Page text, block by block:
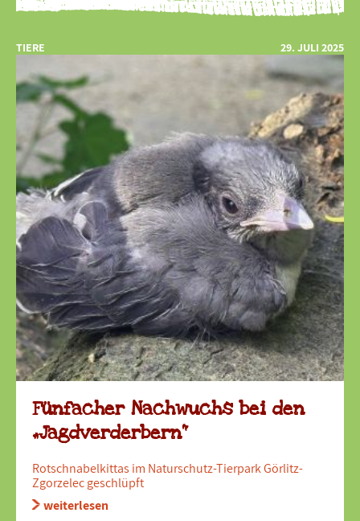
TIERE 29. JULI 2025
Fünfacher Nachwuchs bei den
„Jagdverderbern“
Rotschnabelkittas im Naturschutz-Tierpark Görlitz-
Zgorzelec geschlüpft
weiterlesen